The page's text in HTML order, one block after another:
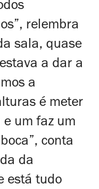
relembra
sala, quase
a dar a
a
é meter
um faz um
conta
da
está tudo